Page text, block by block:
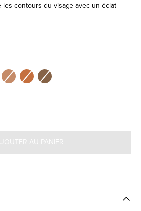
contours du visage avec un éclat
of stock
out of stock
W01
Product variant out of stock
W02
Product variant out of stock
W03
Product variant out of stock
AU PANIER